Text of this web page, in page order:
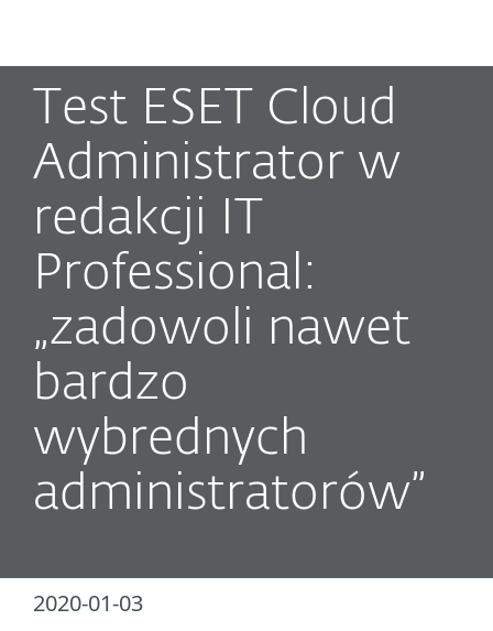
Test ESET Cloud
Administrator w
redakcji IT
Professional:
„zadowoli nawet
bardzo
wybrednych
administratorów”
2020-01-03